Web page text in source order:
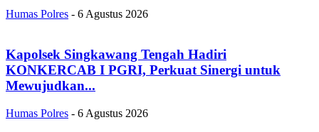
Humas Polres - 6 Agustus 2026
Kapolsek Singkawang Tengah Hadiri
KONKERCAB I PGRI, Perkuat Sinergi untuk
Mewujudkan...
Humas Polres - 6 Agustus 2026